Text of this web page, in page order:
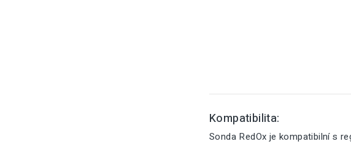
Kompatibilita:
Sonda RedOx je kompatibilní s